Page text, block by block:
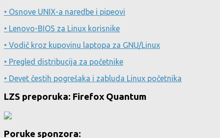
• Osnove UNIX-a naredbe i pipeovi
• Lenovo-BIOS za Linux korisnike
• Vodič kroz kupovinu laptopa za GNU/Linux
• Pregled distribucija za početnike
• Devet čestih pogrešaka i zabluda Linux početnika
LZS preporuka: Firefox Quantum
Poruke sponzora: